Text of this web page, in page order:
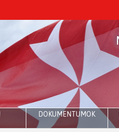
DOKUMENTUMOK